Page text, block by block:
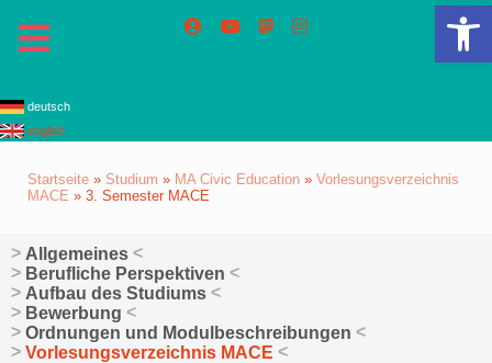
deutsch
english
Startseite » Studium » MA Civic Education » Vorlesungsverzeichnis
MACE » 3. Semester MACE
Allgemeines
Berufliche Perspektiven
Aufbau des Studiums
Bewerbung
Ordnungen und Modulbeschreibungen
Vorlesungsverzeichnis MACE